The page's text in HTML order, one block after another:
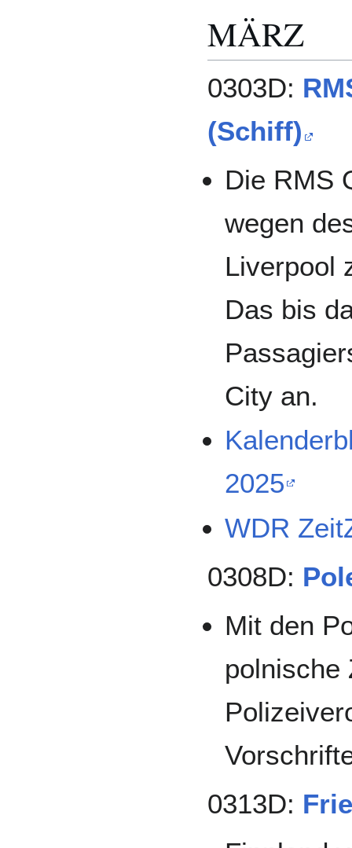
MÄRZ
0303D:
(Schiff)
Die RMS
wegen
Liverpool
Das bis
City an.
2025
WDR
0308D:
Mit den
polnische
0313D: